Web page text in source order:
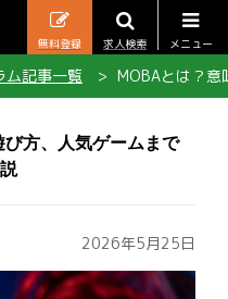
メニュー
求人検索
無料登録
ム記事一覧 MOBAとは？
方、人気ゲームまで
2026年5月25日